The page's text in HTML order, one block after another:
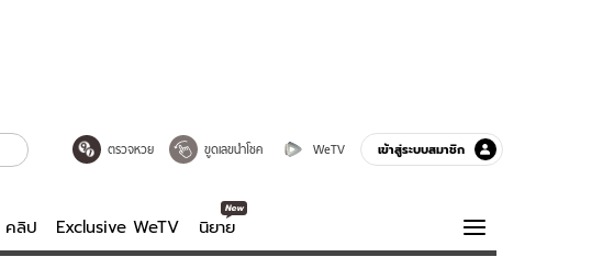
ตรวจหวย ขูดเลขนำโชค WeTV เข้าสู่ระบบสมาชิก
คลิป Exclusive WeTV นิยาย